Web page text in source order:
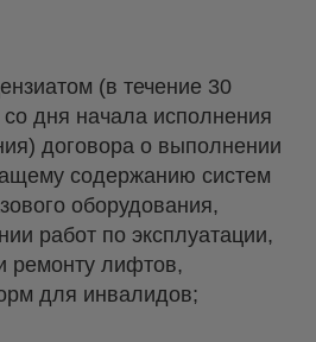
(в течение 30
дня начала исполнения
договора о выполнении
содержанию систем
оборудования,
работ по эксплуатации,
ремонту лифтов,
для инвалидов;